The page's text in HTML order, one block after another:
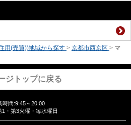
用(売買))地域から探す > 京都市西京区 > マ
ジトップに戻る
時間:9:45～20:00
1・第3火曜・毎水曜日